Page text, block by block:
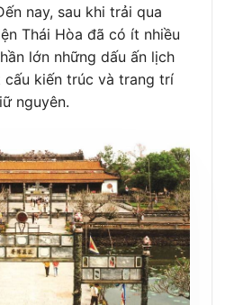
nay, sau khi trải qua
Thái Hòa đã có ít nhiều
lớn những dấu ấn lịch
cấu kiến trúc và trang trí
nguyên.